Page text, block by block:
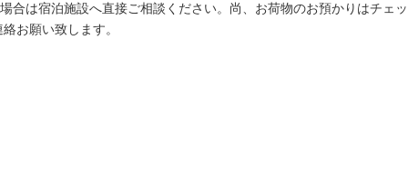
は宿泊施設へ直接ご相談ください。尚、お荷物のお預かりはチェッ
お願い致します。